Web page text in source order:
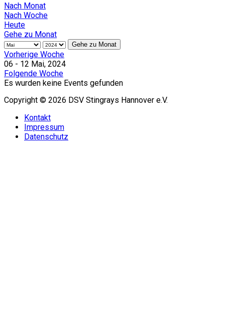
Nach Monat
Nach Woche
Heute
Gehe zu Monat
Gehe zu Monat
Vorherige Woche
06 - 12 Mai, 2024
Folgende Woche
Es wurden keine Events gefunden
Copyright © 2026 DSV Stingrays Hannover e.V.
Kontakt
Impressum
Datenschutz